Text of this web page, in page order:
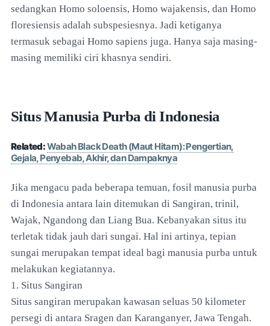
sedangkan Homo soloensis, Homo wajakensis, dan Homo
floresiensis adalah subspesiesnya. Jadi ketiganya
termasuk sebagai Homo sapiens juga. Hanya saja masing-
masing memiliki ciri khasnya sendiri.
Situs Manusia Purba di Indonesia
Related:Wabah Black Death (Maut Hitam): Pengertian,
Gejala, Penyebab, Akhir, dan Dampaknya
Jika mengacu pada beberapa temuan, fosil manusia purba
di Indonesia antara lain ditemukan di Sangiran, trinil,
Wajak, Ngandong dan Liang Bua. Kebanyakan situs itu
terletak tidak jauh dari sungai. Hal ini artinya, tepian
sungai merupakan tempat ideal bagi manusia purba untuk
melakukan kegiatannya.
1. Situs Sangiran
Situs sangiran merupakan kawasan seluas 50 kilometer
persegi di antara Sragen dan Karanganyer, Jawa Tengah.